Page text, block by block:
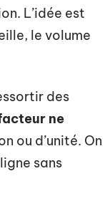
L’idée est
le volume
des
ne
ou d’unité. On
sans